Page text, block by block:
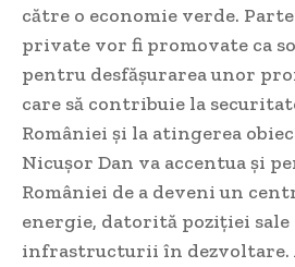
către o economie verde.
private vor fi promovate ca
pentru desfășurarea unor
care să contribuie la
României și la atingerea
Nicușor Dan va accentua și
României de a deveni un
energie, datorită poziției sale
infrastructurii în dezvoltare.